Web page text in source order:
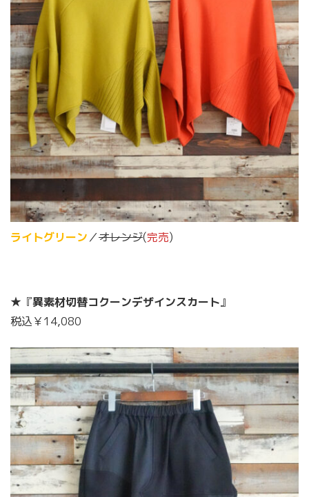
ライトグリーン／オレンジ(完売)
★『異素材切替コクーンデザインスカート』
税込￥14,080